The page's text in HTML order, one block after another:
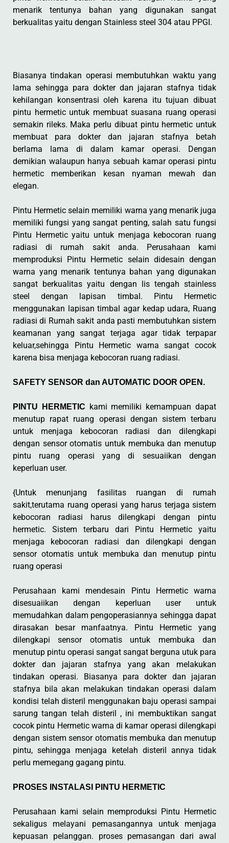
menarik tentunya bahan yang digunakan sangat
berkualitas yaitu dengan Stainless steel 304 atau PPGI.
Biasanya tindakan operasi membutuhkan waktu yang
lama sehingga para dokter dan jajaran stafnya tidak
kehilangan konsentrasi oleh karena itu tujuan dibuat
pintu hermetic untuk membuat suasana ruang operasi
semakin rileks. Maka perlu dibuat pintu hermetic untuk
membuat para dokter dan jajaran stafnya betah
berlama lama di dalam kamar operasi. Dengan
demikian walaupun hanya sebuah kamar operasi pintu
hermetic memberikan kesan nyaman mewah dan
elegan.
Pintu Hermetic selain memiliki warna yang menarik juga
memiliki fungsi yang sangat penting, salah satu fungsi
Pintu Hermetic yaitu untuk menjaga kebocoran ruang
radiasi di rumah sakit anda. Perusahaan kami
memproduksi Pintu Hermetic selain didesain dengan
warna yang menarik tentunya bahan yang digunakan
sangat berkualitas yaitu dengan lis tengah stainless
steel dengan lapisan timbal. Pintu Hermetic
menggunakan lapisan timbal agar kedap udara, Ruang
radiasi di Rumah sakit anda pasti membutuhkan sistem
keamanan yang sangat terjaga agar tidak terpapar
keluar,sehingga Pintu Hermetic warna sangat cocok
karena bisa menjaga kebocoran ruang radiasi.
SAFETY SENSOR dan AUTOMATIC DOOR OPEN.
PINTU HERMETIC kami memiliki kemampuan dapat
menutup rapat ruang operasi dengan sistem terbaru
untuk menjaga kebocoran radiasi dan dilengkapi
dengan sensor otomatis untuk membuka dan menutup
pintu ruang operasi yang di sesuaiikan dengan
keperluan user.
{Untuk menunjang fasilitas ruangan di rumah
sakit,terutama ruang operasi yang harus terjaga sistem
kebocoran radiasi harus dilengkapi dengan pintu
hermetic. Sistem terbaru dari Pintu Hermetic yaitu
menjaga kebocoran radiasi dan dilengkapi dengan
sensor otomatis untuk membuka dan menutup pintu
ruang operasi
Perusahaan kami mendesain Pintu Hermetic warna
disesuaiikan dengan keperluan user untuk
memudahkan dalam pengoperasiannya sehingga dapat
dirasakan besar manfaatnya. Pintu Hermetic yang
dilengkapi sensor otomatis untuk membuka dan
menutup pintu operasi sangat sangat berguna utuk para
dokter dan jajaran stafnya yang akan melakukan
tindakan operasi. Biasanya para dokter dan jajaran
stafnya bila akan melakukan tindakan operasi dalam
kondisi telah disteril menggunakan baju operasi sampai
sarung tangan telah disteril , ini membuktikan sangat
cocok pintu Hermetic warna di kamar operasi dilengkapi
dengan sistem sensor otomatis membuka dan menutup
pintu, sehingga menjaga ketelah disteril annya tidak
perlu memegang gagang pintu.
PROSES INSTALASI PINTU HERMETIC
Perusahaan kami selain memproduksi Pintu Hermetic
sekaligus melayani pemasangannya untuk menjaga
kepuasan pelanggan. proses pemasangan dari awal